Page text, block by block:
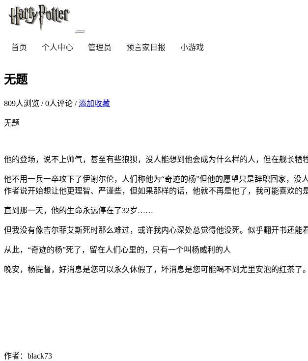
首页 个人中心 管理员 预言家日报 小游戏
无题
809人浏览 /0人评论 /添加收藏
无题
他的登场，说不上帅气，甚至有些狼狈，没人能想到他会成为什么样的人，但在舰长
他不用一兵一卒攻下了伊谢尔伦，人们称他为“奇迹的杨”但他的愿望只是辞职回家，
作者说开始想让他更理智、严谨些，但如果那样的话，他就不再是他了，我可能喜欢的
直到那一天，他的生命永远停在了32岁……
但我没有像吉尔菲艾斯死时那么难过，或许我内心深处总觉得他没死。似乎翻开书还能
从此，“奇迹的杨”死了，留在人们心里的，只有一个叫杨威利的人
晚安，杨提督，好消息是您可以永久休假了，坏消息是您可能喝不到尤里安泡的红茶了。
作者：black73